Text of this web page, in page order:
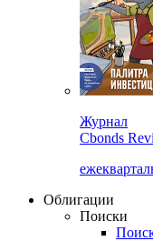
Cbonds